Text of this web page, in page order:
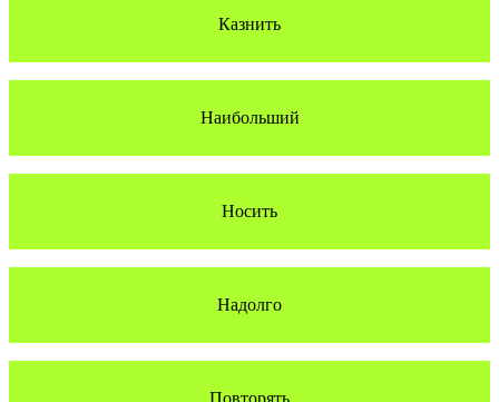
Казнить
Наибольший
Носить
Надолго